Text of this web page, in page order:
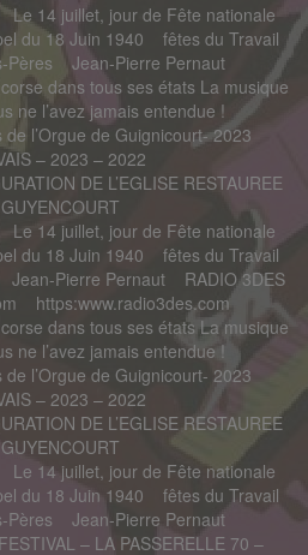
Le 14 juillet, jour de Fête nationale
du 18 Juin 1940
fêtes du Travail
Pères
Jean-Pierre Pernaut
dans tous ses états La musique
ne l’avez jamais entendue !
l’Orgue de Guignicourt- 2023
– 2023 – 2022
DE L’EGLISE RESTAUREE
Le 14 juillet, jour de Fête nationale
du 18 Juin 1940
fêtes du Travail
Jean-Pierre Pernaut
RADIO 3DES
https:www.radio3des.com
dans tous ses états La musique
ne l’avez jamais entendue !
l’Orgue de Guignicourt- 2023
– 2023 – 2022
DE L’EGLISE RESTAUREE
Le 14 juillet, jour de Fête nationale
du 18 Juin 1940
fêtes du Travail
Pères
Jean-Pierre Pernaut
– LA PASSERELLE 70 –